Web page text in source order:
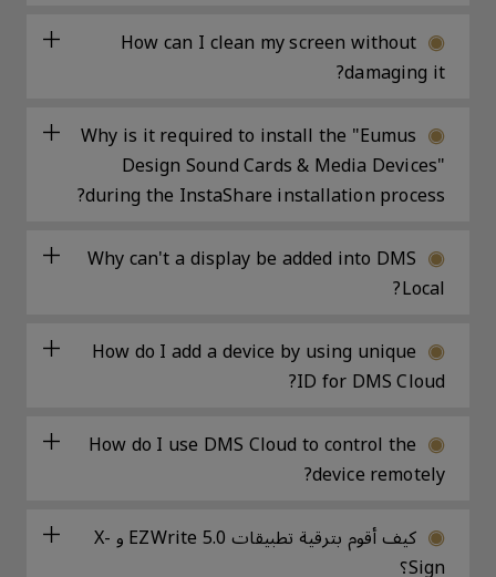
How can I clean my screen without
damaging it?
Why is it required to install the "Eumus
Design Sound Cards & Media Devices"
during the InstaShare installation process?
Why can't a display be added into DMS
Local?
How do I add a device by using unique
ID for DMS Cloud?
How do I use DMS Cloud to control the
device remotely?
كيف أقوم بترقية تطبيقات EZWrite 5.0 و X-
Sign؟